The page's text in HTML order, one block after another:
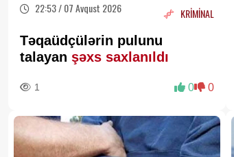
22:53 / 07 Avqust 2026 KRİMİNAL
Təqaüdçülərin pulunu
talayan şəxs saxlanıldı
1 0 0